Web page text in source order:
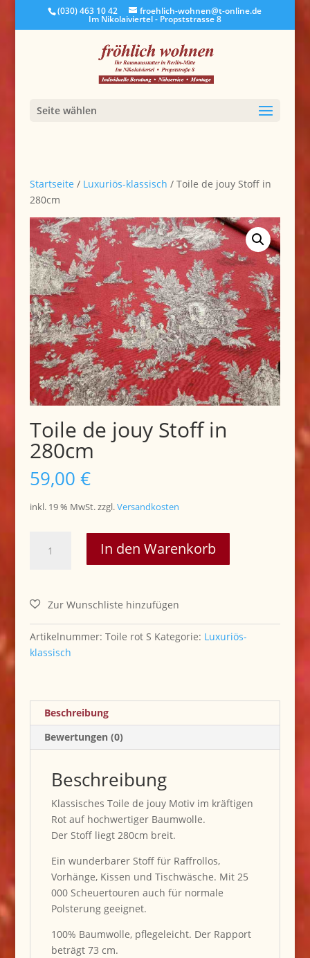
(030) 463 10 42 froehlich-wohnen@t-online.de
Im Nikolaiviertel - Propststrasse 8
Seite wählen
Startseite / Luxuriös-klassisch / Toile de jouy Stoff in
280cm
Toile de jouy Stoff in
280cm
59,00 €
inkl. 19 % MwSt. zzgl.Versandkosten
in
Menge
In den Warenkorb
Artikelnummer: Toile rot S Kategorie: Luxuriös-
klassisch
Beschreibung
Bewertungen (0)
Beschreibung
Klassisches Toile de jouy Motiv im kräftigen
Rot auf hochwertiger Baumwolle.
Der Stoff liegt 280cm breit.
Ein wunderbarer Stoff für Raffrollos,
Vorhänge, Kissen und Tischwäsche. Mit 25
000 Scheuertouren auch für normale
Polsterung geeignet.
100% Baumwolle, pflegeleicht. Der Rapport
beträgt 73 cm.